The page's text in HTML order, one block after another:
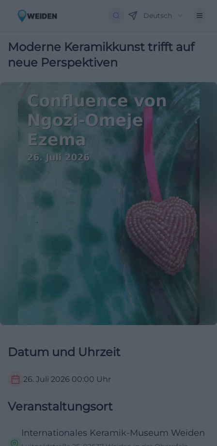
Deutsch
Moderne Keramikkunst trifft auf
neue Perspektiven
Datum und Uhrzeit
26. Juli 2026 00:00 Uhr
Veranstaltungsort
Internationales Keramik-Museum Weiden